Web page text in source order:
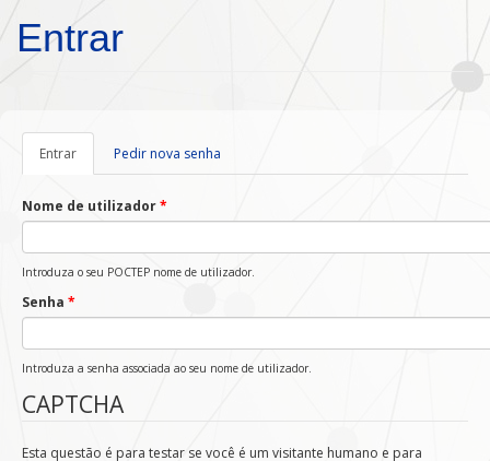
Passar para o conteúdo principal
Entrar
Entrar (separador
ativo)
Pedir nova senha
Nome de utilizador*
Introduza o seu POCTEP nome de utilizador.
Senha *
Introduza a senha associada ao seu nome de utilizador.
CAPTCHA
Esta questão é para testar se você é um visitante humano e para